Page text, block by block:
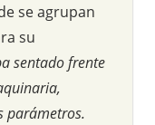
se agrupan
su
sentado frente
parámetros.